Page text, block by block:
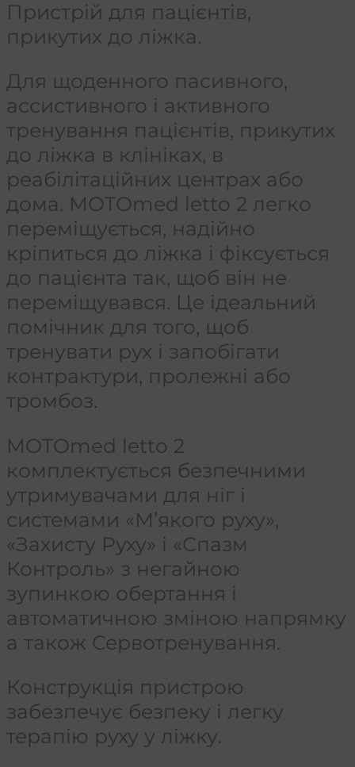
Пристрій для пацієнтів,
прикутих до ліжка.
Для щоденного пасивного,
ассистивного і активного
тренування пацієнтів, прикутих
до ліжка в клініках, в
реабілітаційних центрах або
дома. MOTOmed letto 2 легко
переміщується, надійно
кріпиться до ліжка і фіксується
до пацієнта так, щоб він не
переміщувався. Це ідеальний
помічник для того, щоб
тренувати рух і запобігати
контрактури, пролежні або
тромбоз.
MOTOmed letto 2
комплектується безпечними
утримувачами для ніг і
системами «М’якого руху»,
«Захисту Руху» і «Спазм
Контроль» з негайною
зупинкою обертання і
автоматичною зміною напрямку
а також Сервотренування.
Конструкція пристрою
забезпечує безпеку і легку
терапію руху у ліжку.